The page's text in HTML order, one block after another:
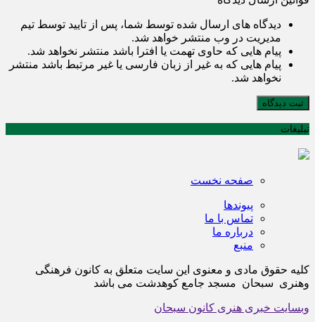
دیدگاه های ارسال شده توسط شما، پس از تایید توسط تیم
مدیریت در وب منتشر خواهد شد.
پیام هایی که حاوی تهمت یا افترا باشد منتشر نخواهد شد.
پیام هایی که به غیر از زبان فارسی یا غیر مرتبط باشد منتشر
نخواهد شد.
ثبت دیدگاه
تبلیغات
صفحه نخست
پیوندها
تماس با ما
درباره ما
منبع
کلیه حقوق مادی و معنوی این سایت متعلق به کانون فرهنگی
وهنری سبحان مسجد جامع کوهدشت می باشد
وبسایت خبری هنری کانون سبحان